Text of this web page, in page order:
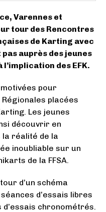
Varennes et
tour des Rencontres
de Karting avec
auprès des jeunes
des EFK.
motivées pour
placées
Les jeunes
découvrir en
la réalité de la
inoubliable sur un
de la FFSA.
d’un schéma
d’essais libres
chronométrés.